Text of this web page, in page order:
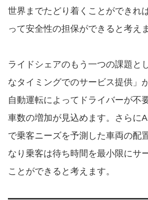
世界までたどり着くことができれ
って安全性の担保ができると考え
ライドシェアのもう一つの課題と
なタイミングでのサービス提供」
自動運転によってドライバーが不
車数の増加が見込めます。さらに
で乗客ニーズを予測した車両の配
なり乗客は待ち時間を最小限にサ
ことができると考えます。